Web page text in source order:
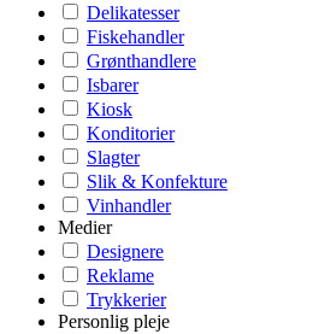
Delikatesser
Fiskehandler
Grønthandlere
Isbarer
Kiosk
Konditorier
Slagter
Slik & Konfekture
Vinhandler
Medier
Designere
Reklame
Trykkerier
Personlig pleje